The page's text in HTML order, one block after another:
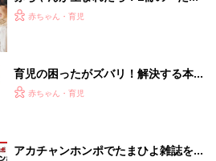
ひよ」
赤ちゃん・育児
育児の困ったがズバリ！解決する本
『ひよこクラブ 夏号』 4カ月～2才
赤ちゃん・育児
アカチャンホンポでたまひよ雑誌を買